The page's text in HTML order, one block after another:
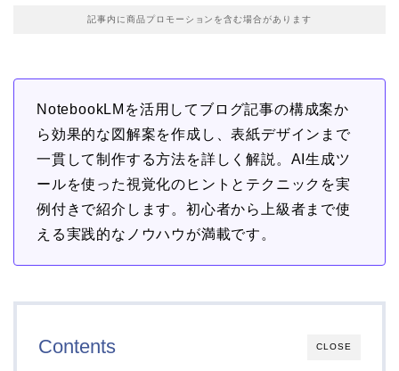
記事内に商品プロモーションを含む場合があります
NotebookLMを活用してブログ記事の構成案か
ら効果的な図解案を作成し、表紙デザインまで
一貫して制作する方法を詳しく解説。AI生成ツ
ールを使った視覚化のヒントとテクニックを実
例付きで紹介します。初心者から上級者まで使
える実践的なノウハウが満載です。
CLOSE
Contents